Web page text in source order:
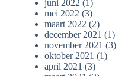
juni 2022 (1)
mei 2022 (3)
maart 2022 (2)
december 2021 (1)
november 2021 (3)
oktober 2021 (1)
april 2021 (3)